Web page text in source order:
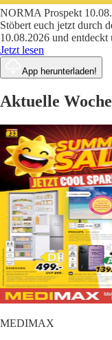
NORMA Prospekt
Stöbert euch jetzt durch
10.08.2026 und
Jetzt lesen
App herunterladen!
Aktuelle
MEDIMAX